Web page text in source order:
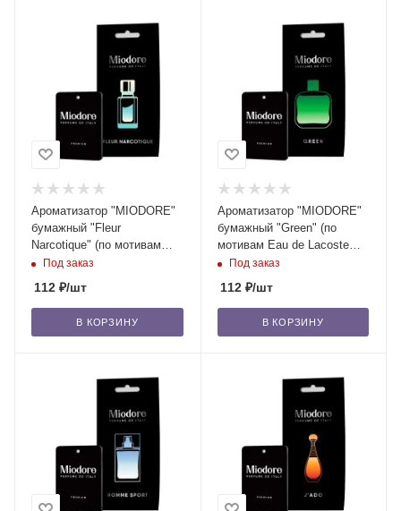
Ароматизатор "MIODORE"
бумажный "Fleur
Narcotique" (по мотивам
Fleur Narcotique - Ex
Под заказ
112 ₽/шт
В КОРЗИНУ
Ароматизатор "MIODORE"
бумажный "Green" (по
мотивам Eau de Lacoste
L.12.12: Vert - Lacoste)/22
Под заказ
112₽/шт
В КОРЗИНУ